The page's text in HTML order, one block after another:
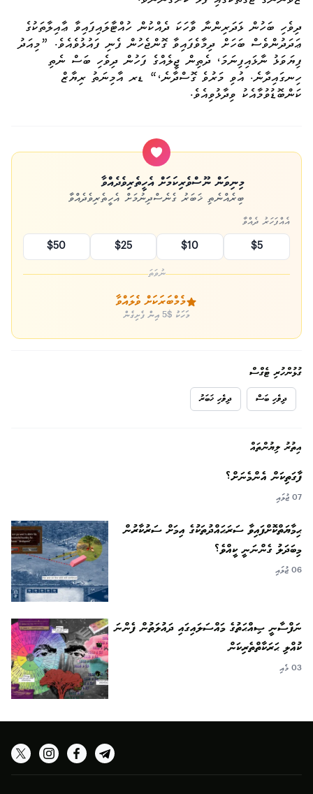
ދިވެހި ބަހުން ޅަދަރިންނާ ވާހަކަ ދެއްކުން ހުއްޓާލައިފައިވާ ޢާއިލާތަކުގެ
ޢަދަދުންވެސް ބަހަށް ދިމާވެފައިވާ ގޮންޖެހުން ފެނި ފައުޅުވެއެވެ. ”މިއަދު
ފިޔަވަޅު ނާޅައިފިނަމަ، ދެތިން ޖީލެއްގެ ފަހުން ދިވެހި ބަސް ނެތި
ހިނގައިދާނެ. އުވި މަރުވެ ގޮސްދާނެ،“ ޑރ އާމިނަތު ރިޔާޒް
ކަންބޮޑުވުމާއެކު ވިދާޅުވިއެވެ.
މިނިވަން ނޫސްވެރިކަމަށް އެހީތެރިވެދެއްވާ
ބިރެއްނެތި ޚަބަރު ގެނެސްދިނުމަށް އެހީތެރިވެދެއްވާ
އެއްފަހަރު ދެއްވާ
$5
$10
$25
$50
ނުވަތަ
މެމްބަރަކަށް ވެލައްވާ
މަހަކު $5 އިން ފެށިގެން
ގުޅުންހުރި ޓެގްސް
ދިވެހި ބަސް ދިވެހި ޚަބަރު
އިތުރު ލިޔުންތައް
ފާގަތިކަން އެންމެނަށް؟
07 ޖުލައި
ޙިމާޔަތްކޮށްފައިވާ ސަރަޙައްދުތަކުގެ އިމަށް ސަރުކާރުން
މިބަދަލު ގެންނަނީ ކީއްވެ؟
06 ޖުލައި
ނަފްސާނީ ޞިއްޙަތުގެ މައްސަލައިގައި ދައުލަތުން ފެންނަ
ކުއްލި ޙަރަކާތްތެރިކަން
03 މެއި